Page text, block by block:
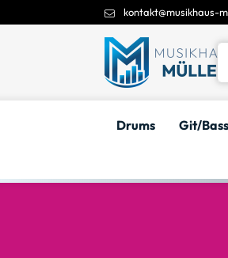
kontakt@musikhaus-
Drums Git/Bass